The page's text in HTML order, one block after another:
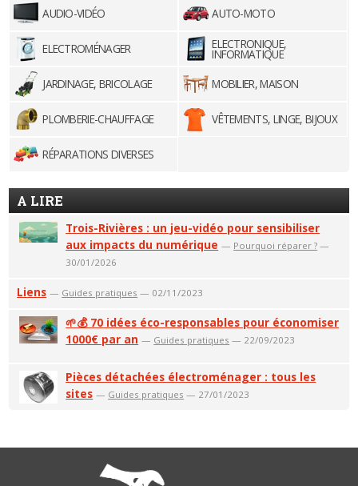
AUDIO-VIDÉO AUTO-MOTO
ELECTROMÉNAGER ELECTRONIQUE,
INFORMATIQUE
JARDINAGE, BRICOLAGE
MOBILIER, MAISON
PLOMBERIE-CHAUFFAGE VÊTEMENTS, LINGE, BIJOUX
RÉPARATIONS DIVERSES
A LIRE
Trois-Rivières : un jeu-vidéo pour sensibiliser
aux impacts du numérique — Pourquoi réparer ? —
30/01/2026
Liens — Guides pratiques — 02/11/2023
🌱💰 70 idées éco-responsables pour économiser
1000€ par an — Guides pratiques — 22/09/2023
Pièces détachées électroménager : tous les
sites — Guides pratiques — 27/01/2023